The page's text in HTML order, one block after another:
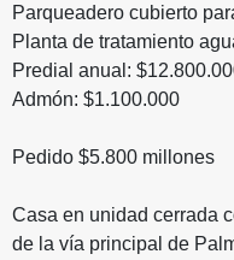
Parqueadero cubierto
Planta de tratamiento
Predial anual:
Admón: $1.100.000
Pedido $5.800 millones
Casa en unidad cerrada
de la vía principal de